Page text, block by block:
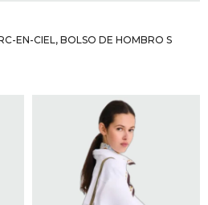
EN-CIEL, BOLSO DE HOMBRO S